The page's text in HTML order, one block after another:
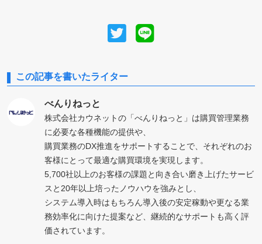
この記事を書いたライター
べんりねっと
株式会社カウネットの「べんりねっと」は購買管理業務
に必要な各種機能の提供や、
購買業務のDX推進をサポートすることで、それぞれのお
客様にとって最適な購買環境を実現します。
5,700社以上のお客様の課題と向き合い磨き上げたサービ
スと20年以上培ったノウハウを強みとし、
システム導⼊時はもちろん導⼊後の安定稼動や更なる業
務効率化に向けた提案など、継続的なサポートも高く評
価されています。